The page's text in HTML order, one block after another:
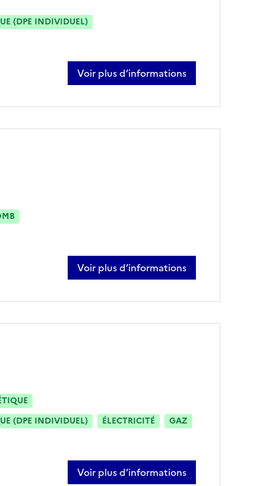
(DPE INDIVIDUEL)
Voir plus d’informations
sur pascal bonnefond
Voir plus d’informations
sur aline deroussen
(DPE INDIVIDUEL)
ÉLECTRICITÉ
GAZ
Voir plus d’informations
sur mathieu balzarini